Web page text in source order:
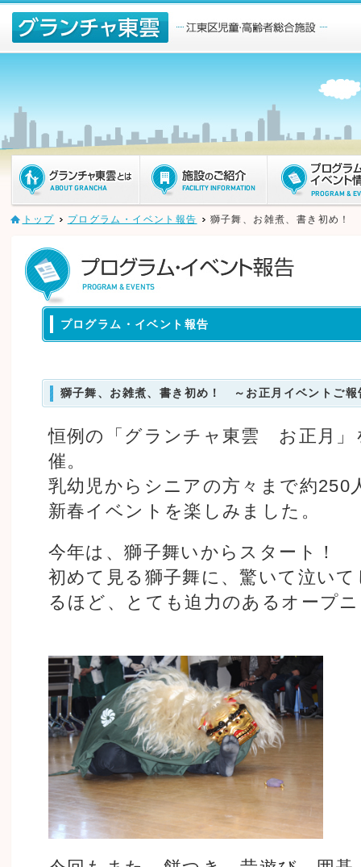
トップ プログラム・イベント報告 獅子舞、お雑煮、書き初め！
プログラム・イベント報告
獅子舞、お雑煮、書き初め！ ～お正月イベントご報
恒例の「グランチャ東雲 お正月」
催。
乳幼児からシニアの方々まで約250
新春イベントを楽しみました。
今年は、獅子舞いからスタート！
初めて見る獅子舞に、驚いて泣い
るほど、とても迫力のあるオープ